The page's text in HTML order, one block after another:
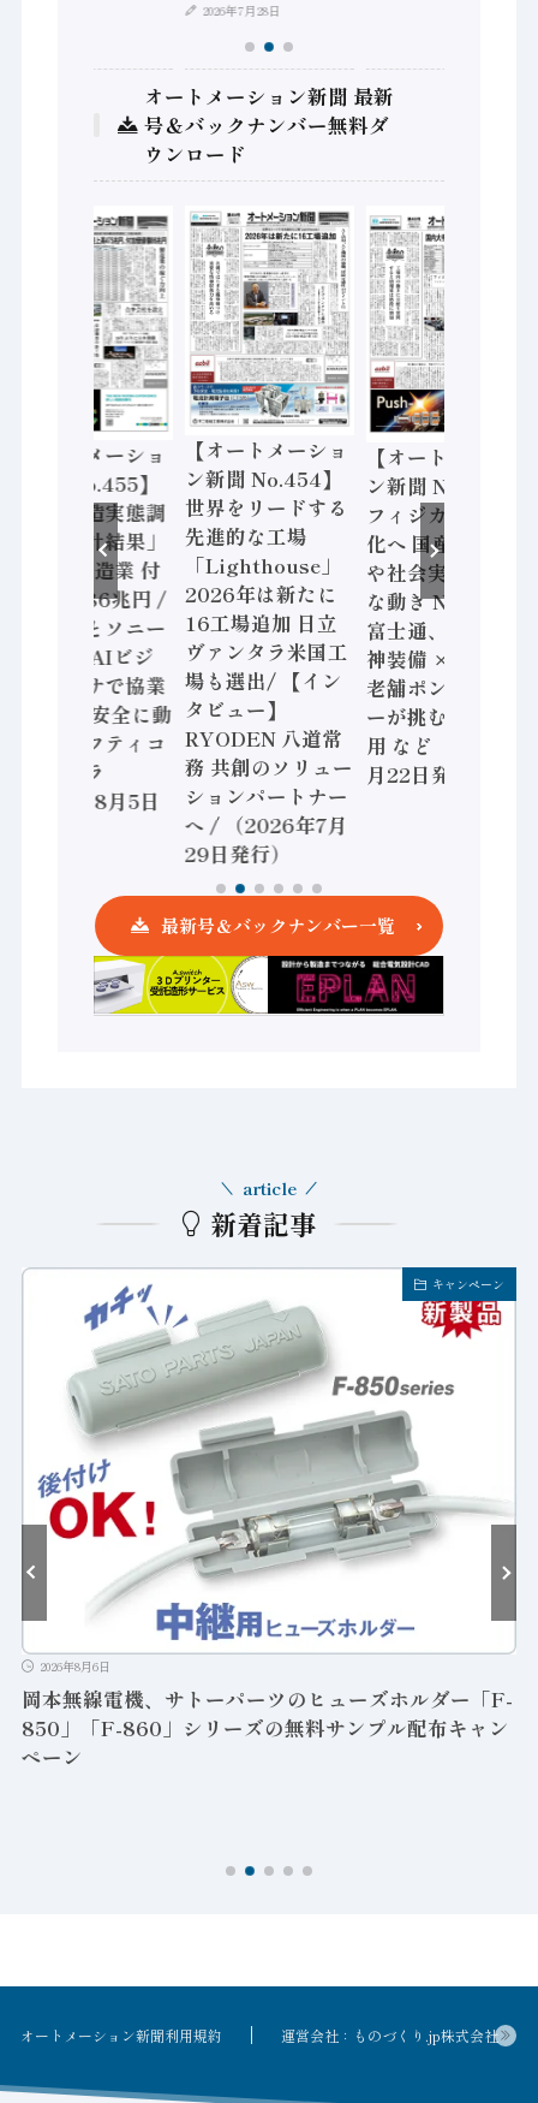
2026年7月28日
オートメーション新聞 最新
号＆バックナンバー無料ダ
ウンロード
【オートメーショ
ン新聞 No.455】
「経済構造実態調
査二次集計結果」
2024年製造業 付
加価値額86兆円 /
三菱電機とソニー
セミコン AIビジ
ョンセンサで協業
/ IDEC、安全に動
かすセーフティコ
ントローラ
（2026年8月5日
【オートメーショ
ン新聞 No.454】
世界をリードする
先進的な工場
「Lighthouse」
2026年は新たに
16工場追加 日立
ヴァンタラ米国工
場も選出/ 【イン
タビュー】
RYODEN 八道常
務 共創のソリュー
ションパートナー
へ / （2026年7月
29日発行）
【オートメーショ
ン新聞 No.453】
フィジカルAI本格
化へ 国産AI開発
や社会実装に活発
な動き Noetra、
富士通、日立 / 兵
神装備 × HMS、
老舗ポンプメーカ
ーが挑むデータ活
用 など（2026年7
月22日発行）
最新号＆バックナンバー一覧
新着記事
article
キャンペーン
2026年8月6日
岡本無線電機、サトーパーツのヒューズホルダー「F-
850」「F-860」シリーズの無料サンプル配布キャン
ペーン
オートメーション新聞利用規約 運営会社：ものづくり.jp株式会社